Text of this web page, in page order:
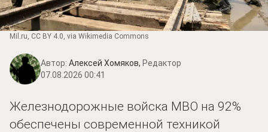
Mil.ru, CC BY 4.0, via Wikimedia Commons
Автор: Алексей Хомяков, Редактор
07.08.2026 00:41
Железнодорожные войска МВО на 92%
обеспечены современной техникой